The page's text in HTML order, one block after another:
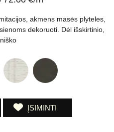
akmens masės plyteles,
dekoruoti. Dėl išskirtinio,
ĮSIMINTI